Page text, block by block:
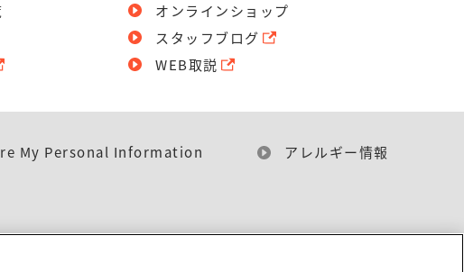
オンラインショップ
スタッフブログ
WEB取説
My Personal Information アレルギー情報